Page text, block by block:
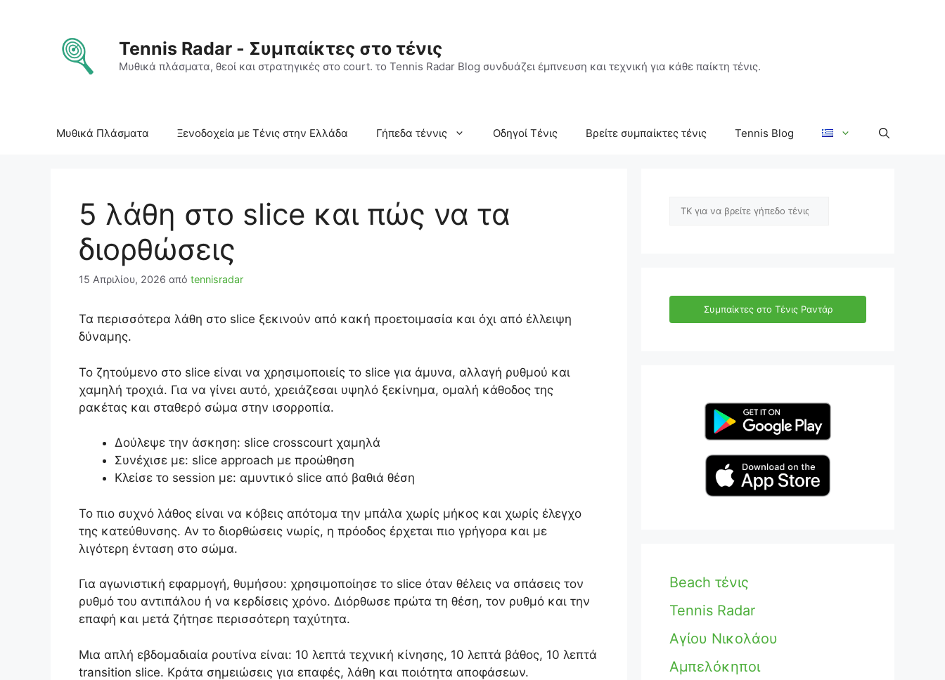
περιεχόμενο
Tennis Radar - Συμπαίκτες στο τένις
Μυθικά πλάσματα, θεοί και στρατηγικές στο court. το Tennis Radar Blog συνδυάζει έμπνευση και τεχνική για κάθε παίκτη τένις.
Μυθικά Πλάσματα Ξενοδοχεία με Τένις στην Ελλάδα Γήπεδα τέννις Οδηγοί Τένις Βρείτε συμπαίκτες τένις Tennis Blog
5 λάθη στο slice και πώς να τα
διορθώσεις
15 Απριλίου, 2026 από tennisradar
Τα περισσότερα λάθη στο slice ξεκινούν από κακή προετοιμασία και όχι από έλλειψη
δύναμης.
Το ζητούμενο στο slice είναι να χρησιμοποιείς το slice για άμυνα, αλλαγή ρυθμού και
χαμηλή τροχιά. Για να γίνει αυτό, χρειάζεσαι υψηλό ξεκίνημα, ομαλή κάθοδος της
ρακέτας και σταθερό σώμα στην ισορροπία.
Δούλεψε την άσκηση: slice crosscourt χαμηλά
Συνέχισε με: slice approach με προώθηση
Κλείσε το session με: αμυντικό slice από βαθιά θέση
Το πιο συχνό λάθος είναι να κόβεις απότομα την μπάλα χωρίς μήκος και χωρίς έλεγχο
της κατεύθυνσης. Αν το διορθώσεις νωρίς, η πρόοδος έρχεται πιο γρήγορα και με
λιγότερη ένταση στο σώμα.
Για αγωνιστική εφαρμογή, θυμήσου: χρησιμοποίησε το slice όταν θέλεις να σπάσεις τον
ρυθμό του αντιπάλου ή να κερδίσεις χρόνο. Διόρθωσε πρώτα τη θέση, τον ρυθμό και την
επαφή και μετά ζήτησε περισσότερη ταχύτητα.
Μια απλή εβδομαδιαία ρουτίνα είναι: 10 λεπτά τεχνική κίνησης, 10 λεπτά βάθος, 10 λεπτά
transition slice. Κράτα σημειώσεις για επαφές, λάθη και ποιότητα αποφάσεων.
Αναζήτηση
Συμπαίκτες στο Τένις Ραντάρ
Beach τένις
Tennis Radar
Αγίου Νικολάου
Αμπελόκηποι